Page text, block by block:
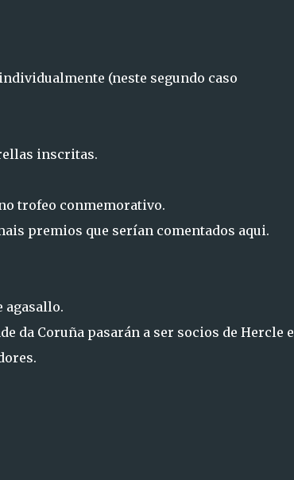
(neste segundo caso
inscritas.
trofeo conmemorativo.
premios que serían comentados aqui.
agasallo.
da Coruña pasarán a ser socios de Hercle e